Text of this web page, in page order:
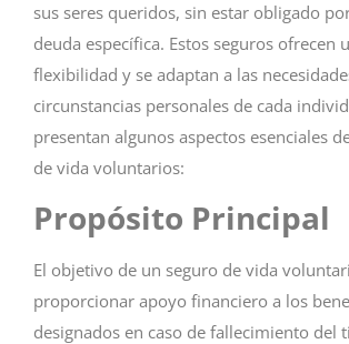
sus seres queridos, sin estar obligado
deuda específica. Estos seguros ofrecen
flexibilidad y se adaptan a las
circunstancias personales de cada
presentan algunos aspectos esenciales
de vida voluntarios:
Propósito Principal
El objetivo de un seguro de vida
proporcionar apoyo financiero a los
designados en caso de fallecimiento del